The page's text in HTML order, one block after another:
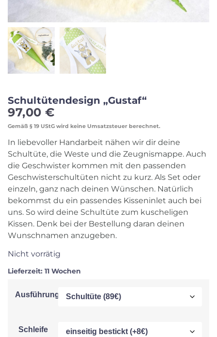
Schultütendesign „Gustaf“
97,00 €
Gemäß § 19 UStG wird keine Umsatzsteuer berechnet.
In liebevoller Handarbeit nähen wir dir deine
Schultüte, die Weste und die Zeugnismappe. Auch
die Geschwister kommen mit den passenden
Geschwisterschultüten nicht zu kurz. Als Set oder
einzeln, ganz nach deinen Wünschen. Natürlich
bekommst du ein passendes Kisseninlet auch bei
uns. So wird deine Schultüte zum kuscheligen
Kissen. Denk bei der Bestellung daran deinen
Wunschnamen anzugeben.
Nicht vorrätig
Lieferzeit: 11 Wochen
Ausführung
Schleife